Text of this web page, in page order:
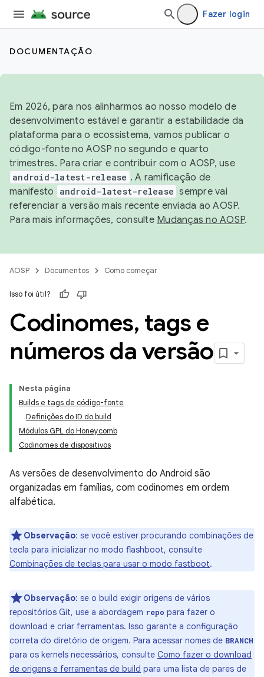
Fazer login
DOCUMENTAÇÃO
Em 2026, para nos alinharmos ao nosso modelo de
desenvolvimento estável e garantir a estabilidade da
plataforma para o ecossistema, vamos publicar o
código-fonte no AOSP no segundo e quarto
trimestres. Para criar e contribuir com o AOSP, use
android-latest-release . A ramificação de
manifesto
android-latest-release sempre vai
referenciar a versão mais recente enviada ao AOSP.
Para mais informações, consulte Mudanças no AOSP.
AOSP Documentos Como começar
Isso foi útil?
Codinomes, tags e
números da versão
Nesta página
Builds e tags de código-fonte
Definições do ID do build
Módulos GPL do Honeycomb
Codinomes de dispositivos
As versões de desenvolvimento do Android são
organizadas em famílias, com codinomes em ordem
alfabética.
Observação: se você estiver procurando combinações de
tecla para inicializar no modo flashboot, consulte
Combinações de teclas para usar o modo fastboot.
Observação: se o build exigir origens de vários
repositórios Git, use a abordagem repo para fazer o
download e criar ferramentas. Isso garante a configuração
correta do diretório de origem. Para acessar nomes de BRANCH
para os kernels necessários, consulte Como fazer o download
de origens e ferramentas de build para uma lista de pares de